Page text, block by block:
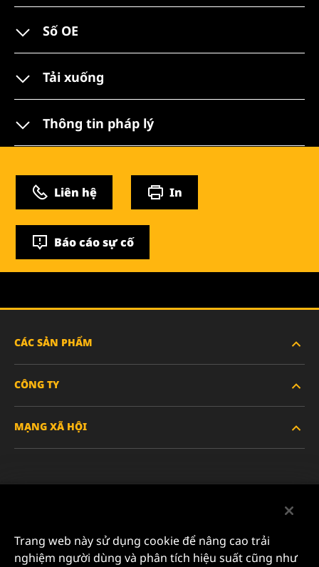
Số OE
Tải xuống
Thông tin pháp lý
Liên hệ In
Báo cáo sự cố
CÁC SẢN PHẨM
XE HÀNH KHÁCH VÀ XE TẢI NHẸ
CÔNG TY
VỀ CHÚNG TÔI
SỰ NGHIỆP
MẠNG XÃ HỘI
Trang web này sử dụng cookie để nâng cao trải
nghiệm người dùng và phân tích hiệu suất cũng như